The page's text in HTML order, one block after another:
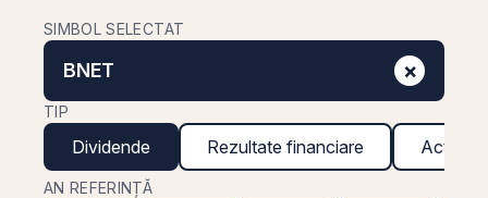
SIMBOL SELECTAT
BNET ×
TIP
Dividende Rezultate financiare Acțiuni
AN REFERINȚĂ